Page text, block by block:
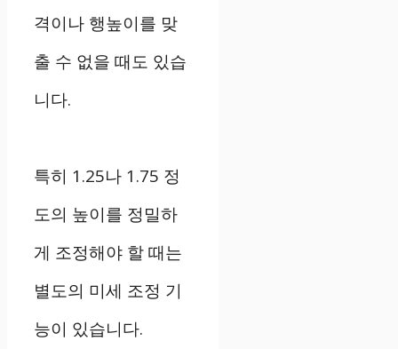
격이나 행높이를 맞
출 수 없을 때도 있습
니다.
특히 1.25나 1.75 정
도의 높이를 정밀하
게 조정해야 할 때는
별도의 미세 조정 기
능이 있습니다.